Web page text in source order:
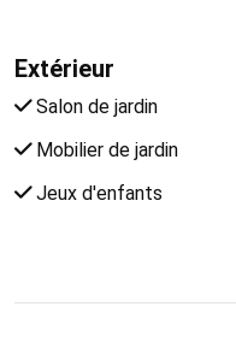
Extérieur
Salon de jardin
Mobilier de jardin
Jeux d'enfants